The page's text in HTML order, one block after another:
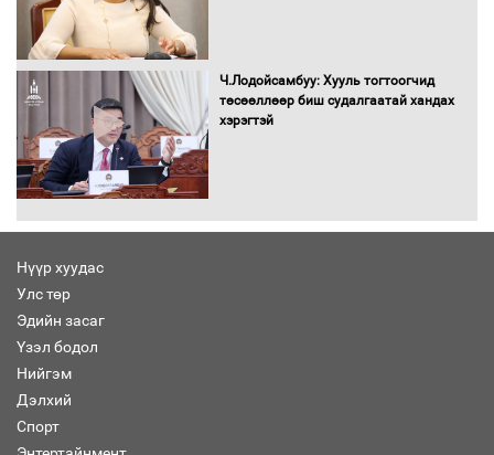
Ч.Лодойсамбуу: Хууль тогтоогчид
төсөөллөөр биш судалгаатай хандах
хэрэгтэй
Нүүр хуудас
Улс төр
Эдийн засаг
Үзэл бодол
Нийгэм
Дэлхий
Спорт